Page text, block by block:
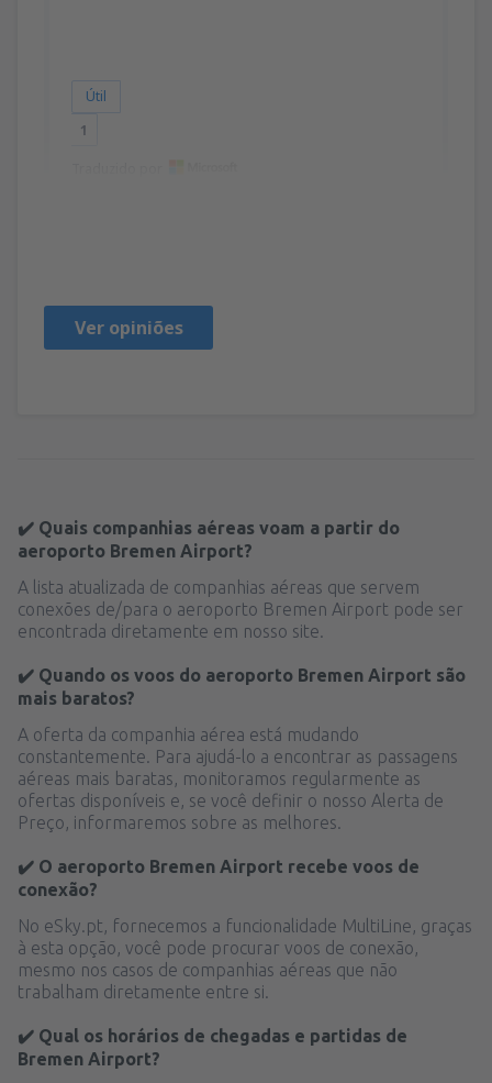
Útil
1
Ver opiniões
✔️ Quais companhias aéreas voam a partir do
aeroporto Bremen Airport?
A lista atualizada de companhias aéreas que servem
conexões de/para o aeroporto Bremen Airport pode ser
encontrada diretamente em nosso site.
✔️ Quando os voos do aeroporto Bremen Airport são
mais baratos?
A oferta da companhia aérea está mudando
constantemente. Para ajudá-lo a encontrar as passagens
aéreas mais baratas, monitoramos regularmente as
ofertas disponíveis e, se você definir o nosso Alerta de
Preço, informaremos sobre as melhores.
✔️ O aeroporto Bremen Airport recebe voos de
conexão?
No eSky.pt, fornecemos a funcionalidade MultiLine, graças
à esta opção, você pode procurar voos de conexão,
mesmo nos casos de companhias aéreas que não
trabalham diretamente entre si.
✔️ Qual os horários de chegadas e partidas de
Bremen Airport?